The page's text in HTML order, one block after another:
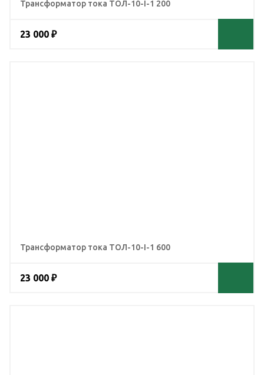
Трансформатор тока ТОЛ-10-I-1 200
23 000 ₽
Трансформатор тока ТОЛ-10-I-1 600
23 000 ₽